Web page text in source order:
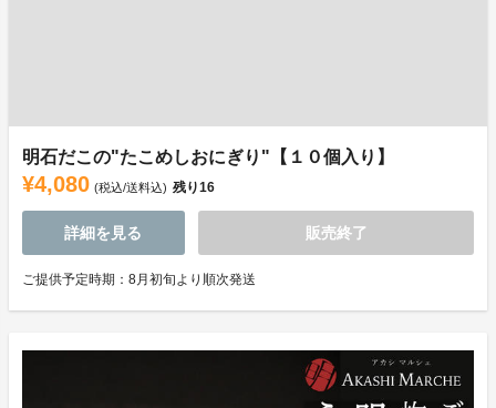
明石だこの"たこめしおにぎり"【１０個入り】
¥4,080 (税込/送料込) 残り16
詳細を見る 販売終了
ご提供予定時期：8月初旬より順次発送